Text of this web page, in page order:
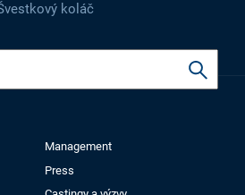
koláč
Management
Press